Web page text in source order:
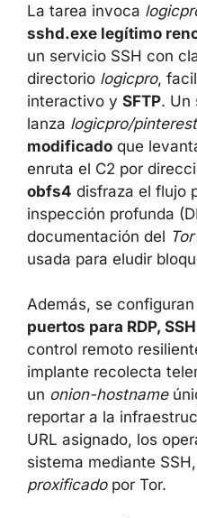
La tarea invoca
sshd.exe legítimo
un servicio SSH con
directorio logicpro,
interactivo y SFTP. Un
lanza logicpro/
modificado que
enruta el C2 por
obfs4 disfraza el flujo
inspección profunda
documentación del
usada para eludir
Además, se configuran
puertos para RDP,
control remoto
implante recolecta
un onion-hostname
reportar a la
URL asignado, los
sistema mediante
proxificadopor Tor.